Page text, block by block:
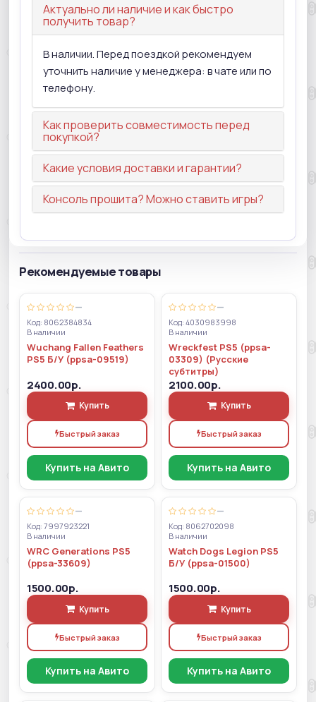
Актуально ли наличие и как быстро
получить товар?
В наличии. Перед поездкой рекомендуем
уточнить наличие у менеджера: в чате или по
телефону.
Как проверить совместимость перед
покупкой?
Какие условия доставки и гарантии?
Консоль прошита? Можно ставить игры?
Рекомендуемые товары
—
Код: 8062384834
В наличии
Wuchang Fallen Feathers
PS5 Б/У (ppsa-09519)
2400.00р.
Купить
Быстрый заказ
Купить на Авито
—
Код: 4030983998
В наличии
Wreckfest PS5 (ppsa-
03309) (Русские
субтитры)
2100.00р.
Купить
Быстрый заказ
Купить на Авито
—
Код: 7997923221
В наличии
WRC Generations PS5
(ppsa-33609)
1500.00р.
Купить
Быстрый заказ
Купить на Авито
—
Код: 8062702098
В наличии
Watch Dogs Legion PS5
Б/У (ppsa-01500)
1500.00р.
Купить
Быстрый заказ
Купить на Авито